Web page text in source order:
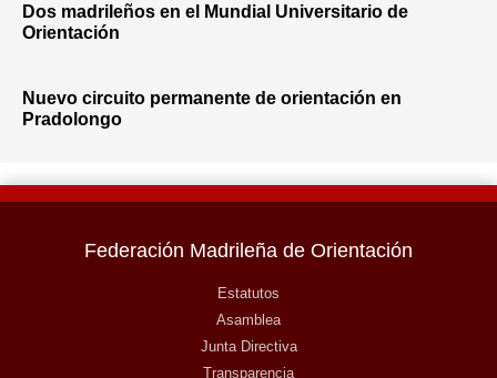
Dos madrileños en el Mundial Universitario de
Orientación
Nuevo circuito permanente de orientación en
Pradolongo
Federación Madrileña de Orientación
Estatutos
Asamblea
Junta Directiva
Transparencia